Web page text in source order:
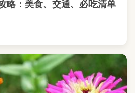
略：美食、交通、必吃清单